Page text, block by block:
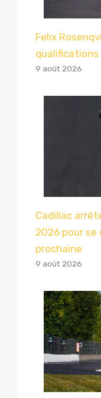
Felix
qualifications
9 août 2026
Cadillac
2026 pour se
prochaine
9 août 2026